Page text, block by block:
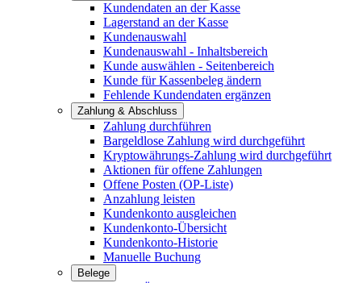
Kundendaten an der Kasse
Lagerstand an der Kasse
Kundenauswahl
Kundenauswahl - Inhaltsbereich
Kunde auswählen - Seitenbereich
Kunde für Kassenbeleg ändern
Fehlende Kundendaten ergänzen
Zahlung & Abschluss
Zahlung durchführen
Bargeldlose Zahlung wird durchgeführt
Kryptowährungs-Zahlung wird durchgeführt
Aktionen für offene Zahlungen
Offene Posten (OP-Liste)
Anzahlung leisten
Kundenkonto ausgleichen
Kundenkonto-Übersicht
Kundenkonto-Historie
Manuelle Buchung
Belege